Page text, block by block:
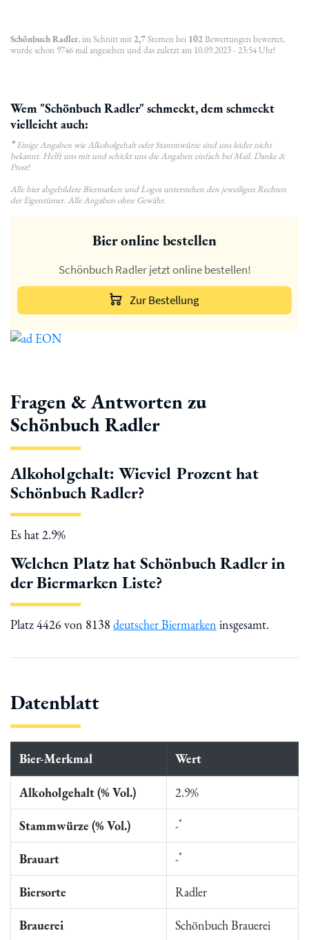
Schönbuch Radler, im Schnitt mit 2,7Sternen bei 102Bewertungen bewertet,
wurde schon 9746 mal angesehen und das zuletzt am 10.09.2023 - 23:54 Uhr!
Wem "Schönbuch Radler" schmeckt, dem schmeckt
vielleicht auch:
*Einige Angaben wie Alkoholgehalt oder Stammwürze sind uns leider nicht
bekannt. Helft uns mit und schickt uns die Angaben einfach bei Mail. Danke &
Prost!
Alle hier abgebildete Biermarken und Logos unterstehen den jeweiligen Rechten
der Eigentümer. Alle Angaben ohne Gewähr.
Bier online bestellen
Schönbuch Radler jetzt online bestellen!
Zur Bestellung
Fragen & Antworten zu
Schönbuch Radler
Alkoholgehalt: Wieviel Prozent hat
Schönbuch Radler?
Es hat 2.9%
Welchen Platz hat Schönbuch Radler in
der Biermarken Liste?
Platz 4426 von 8138 deutscher Biermarken insgesamt.
Datenblatt
Bier-Merkmal Wert
Alkoholgehalt (% Vol.) 2.9%
Stammwürze (% Vol.) -*
Brauart -*
Biersorte Radler
Brauerei Schönbuch Brauerei